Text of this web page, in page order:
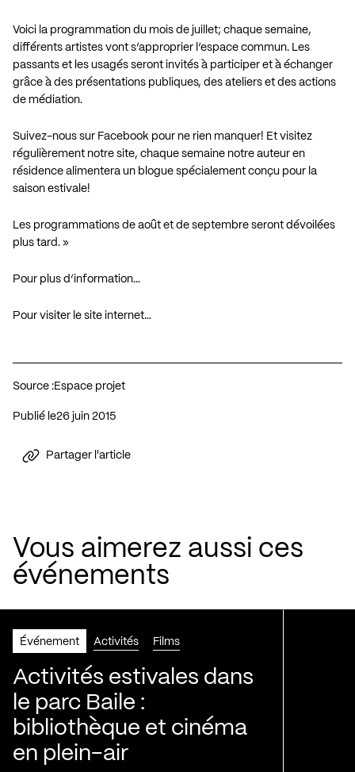
Voici la programmation du mois de juillet; chaque semaine,
différents artistes vont s’approprier l’espace commun. Les
passants et les usagés seront invités à participer et à échanger
grâce à des présentations publiques, des ateliers et des actions
de médiation.
Suivez-nous sur Facebook pour ne rien manquer! Et visitez
régulièrement notre site, chaque semaine notre auteur en
résidence alimentera un blogue spécialement conçu pour la
saison estivale!
Les programmations de août et de septembre seront dévoilées
plus tard. »
Pour plus d’information…
Pour visiter le site internet…
Source :Espace projet
Publié le 26 juin 2015
Partager l'article
Vous aimerez aussi ces
événements
Événement Activités Films
Activités estivales dans
le parc Baile :
bibliothèque et cinéma
en plein-air